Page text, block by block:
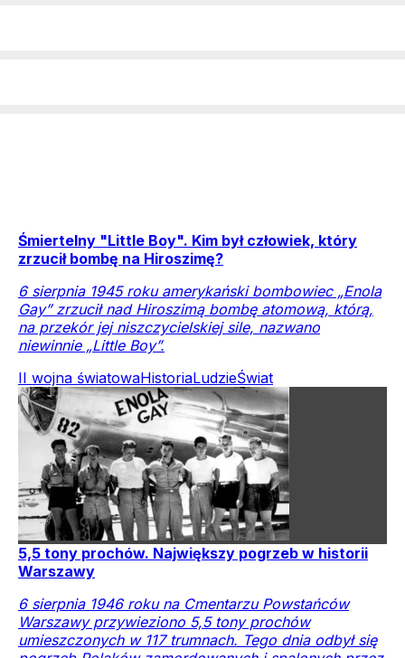
Śmiertelny "Little Boy". Kim był człowiek, który
zrzucił bombę na Hiroszimę?
6 sierpnia 1945 roku amerykański bombowiec „Enola
Gay” zrzucił nad Hiroszimą bombę atomową, którą,
na przekór jej niszczycielskiej sile, nazwano
niewinnie „Little Boy”.
II wojna światowaHistoriaLudzieŚwiat
5,5 tony prochów. Największy pogrzeb w historii
Warszawy
6 sierpnia 1946 roku na Cmentarzu Powstańców
Warszawy przywieziono 5,5 tony prochów
umieszczonych w 117 trumnach. Tego dnia odbył się